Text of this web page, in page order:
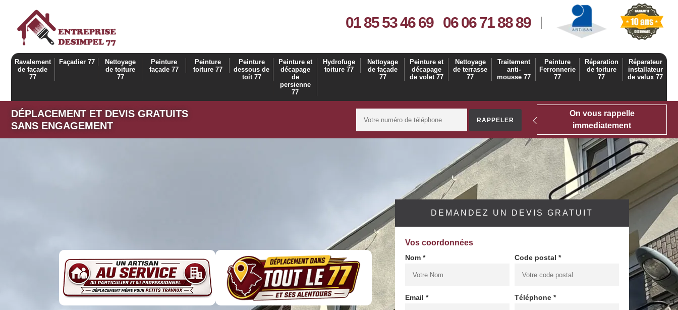
01 85 53 46 69 06 06 71 88 89
Ravalement
de façade
77
Façadier 77
Nettoyage
de toiture
77
Peinture
façade 77
Peinture
toiture 77
Peinture
dessous de
toit 77
Peinture et
décapage
de
persienne
77
Hydrofuge
toiture 77
Nettoyage
de façade
77
Peinture et
décapage
de volet 77
Nettoyage
de terrasse
77
Traitement
anti-
mousse 77
Peinture
Ferronnerie
77
Réparation
de toiture
77
Réparateur
installateur
de velux 77
DÉPLACEMENT ET DEVIS GRATUITS
SANS ENGAGEMENT
On vous rappelle
immediatement
DEMANDEZ UN DEVIS GRATUIT
Vos coordonnées
Nom * Code postal *
Email * Téléphone *